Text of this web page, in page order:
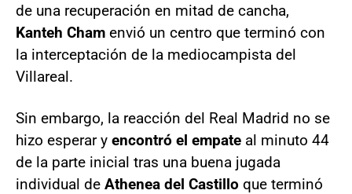
de una recuperación en mitad de cancha,
Kanteh Cham envió un centro que terminó con
la interceptación de la mediocampista del
Villareal.
Sin embargo, la reacción del Real Madrid no se
hizo esperar y encontró el empate al minuto 44
de la parte inicial tras una buena jugada
individual de Athenea del Castillo que terminó